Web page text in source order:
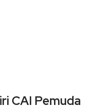
CAI Pemuda